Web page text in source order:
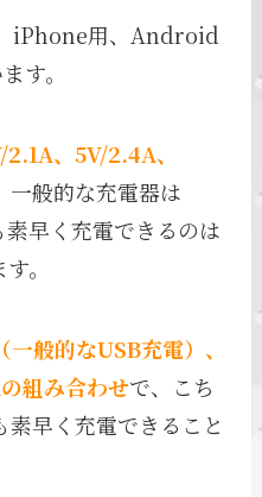
iPhone用、Android
す。
、5V/2.4A、
一般的な充電器は
早く充電できるのは
。
般的なUSB充電）、
組み合わせで、こち
早く充電できること